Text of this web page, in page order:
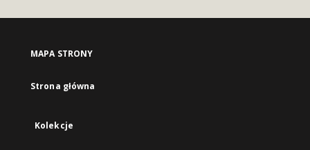
MAPA STRONY
Strona główna
Kolekcje